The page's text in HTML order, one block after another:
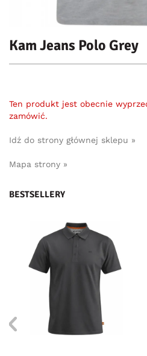
Kam Jeans Polo Grey
Ten produkt jest obecnie
zamówić.
Idź do strony głównej sklepu »
Mapa strony »
BESTSELLERY